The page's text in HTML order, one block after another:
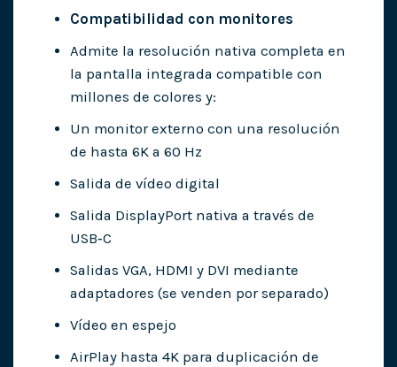
Compatibilidad con monitores
Admite la resolución nativa completa en
la pantalla integrada compatible con
millones de colores y:
Un monitor externo con una resolución
de hasta 6K a 60 Hz
Salida de vídeo digital
Salida DisplayPort nativa a través de
USB‑C
Salidas VGA, HDMI y DVI mediante
adaptadores (se venden por separado)
Vídeo en espejo
AirPlay hasta 4K para duplicación de